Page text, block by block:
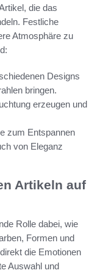
die das
Festliche
Atmosphäre zu
Designs
bringen.
erzeugen und
zum Entspannen
von Eleganz
Artikeln auf
Rolle dabei, wie
Formen und
die Emotionen
Auswahl und